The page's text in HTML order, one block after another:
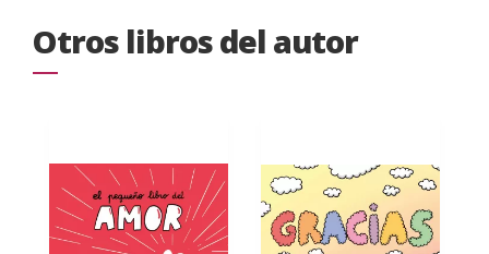
Otros libros del autor